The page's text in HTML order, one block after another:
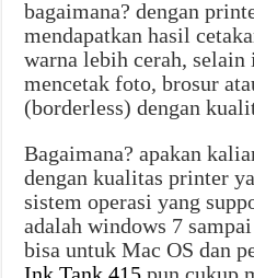
bagaimana? dengan
mendapatkan hasil
warna lebih cerah,
mencetak foto, brosur
(borderless) dengan
Bagaimana? apakan
dengan kualitas printer
sistem operasi yang
adalah windows 7
bisa untuk Mac OS dan